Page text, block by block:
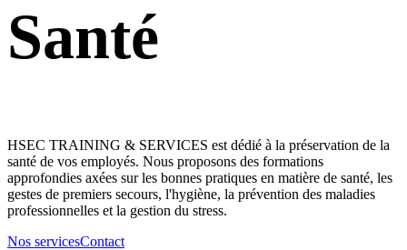
Santé
HSEC TRAINING & SERVICES est dédié à la préservation de la
santé de vos employés. Nous proposons des formations
approfondies axées sur les bonnes pratiques en matière de santé, les
gestes de premiers secours, l'hygiène, la prévention des maladies
professionnelles et la gestion du stress.
Nos servicesContact